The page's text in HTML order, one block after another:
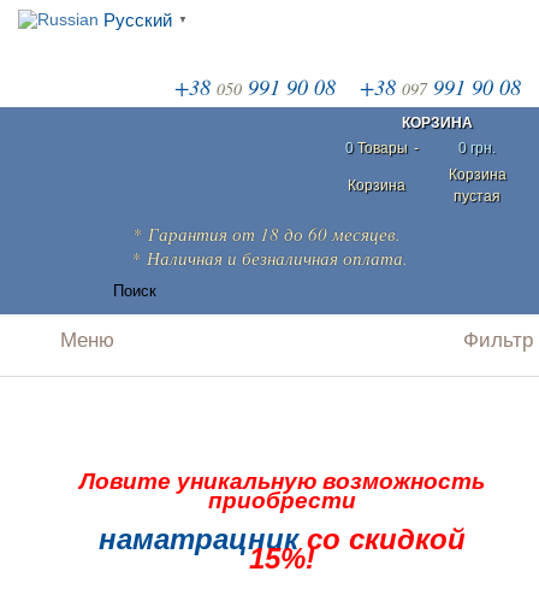
Русский ▼
+38 050 991 90 08 +38 097991 90 08
КОРЗИНА
0Товары - 0 грн.
Корзина
Корзина
пустая
* Гарантияот 18 до 60 месяцев.
* Наличная и безналичная оплата.
Ловите уникальную возможность
приобрести
наматрацниксо скидкой
15%!